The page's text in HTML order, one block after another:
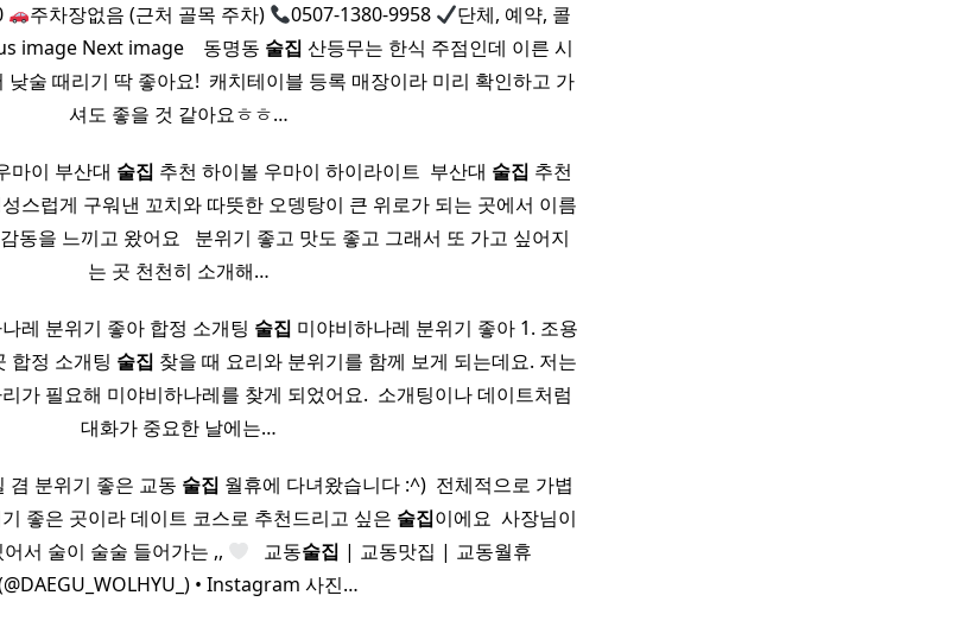
주차장없음 (근처 골목 주차) 0507-1380-9958
단체, 예약, 콜
image Next image ​ ​ ​ 동명동 술집 산등무는 한식 주점인데 이른 시
낮술 때리기 딱 좋아요! ​ 캐치테이블 등록 매장이라 미리 확인하고 가
셔도 좋을 것 같아요ㅎㅎ…
마이 부산대 술집 추천 하이볼 우마이 하이라이트 ​ 부산대 술집 추천
스럽게 구워낸 꼬치와 따뜻한 오뎅탕이 큰 위로가 되는 곳에서 이름
동을 느끼고 왔어요 ​ ​ 분위기 좋고 맛도 좋고 그래서 또 가고 싶어지
는 곳 천천히 소개해…
레 분위기 좋아 합정 소개팅 술집 미야비하나레 분위기 좋아 1. 조용
합정 소개팅 술집 찾을 때 요리와 분위기를 함께 보게 되는데요. 저는
가 필요해 미야비하나레를 찾게 되었어요. ​ 소개팅이나 데이트처럼
대화가 중요한 날에는…
겸 분위기 좋은 교동 술집 월휴에 다녀왔습니다 :^) ​ 전체적으로 가볍
좋은 곳이라 데이트 코스로 추천드리고 싶은 술집이에요 ​ 사장님이
서 술이 술술 들어가는 ,,
​ ​ 교동술집 | 교동맛집 | 교동월휴
• Instagram 사진…